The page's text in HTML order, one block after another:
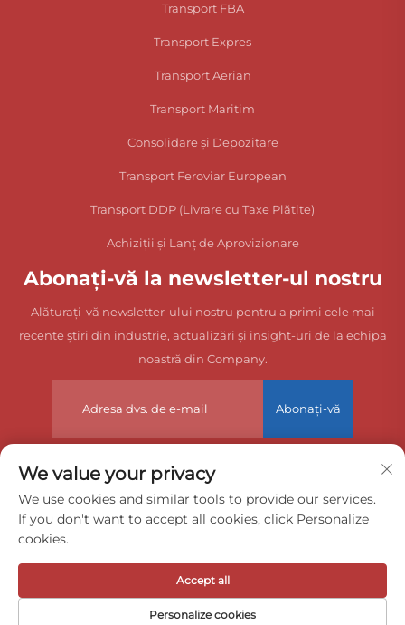
Transport FBA
Transport Expres
Transport Aerian
Transport Maritim
Consolidare și Depozitare
Transport Feroviar European
Transport DDP (Livrare cu Taxe Plătite)
Achiziții și Lanț de Aprovizionare
Abonați-vă la newsletter-ul nostru
Alăturați-vă newsletter-ului nostru pentru a primi cele mai
recente știri din industrie, actualizări și insight-uri de la echipa
noastră din Company.
Abonați-vă
Drepturi de autor © 2025 China Dongguan Zeyuan International
Freight Agency Co., Ltd. Toate drepturile rezervate.
We value your privacy
We use cookies and similar tools to provide our services.
If you don't want to accept all cookies, click Personalize
cookies.
Personalize cookies
Accept all